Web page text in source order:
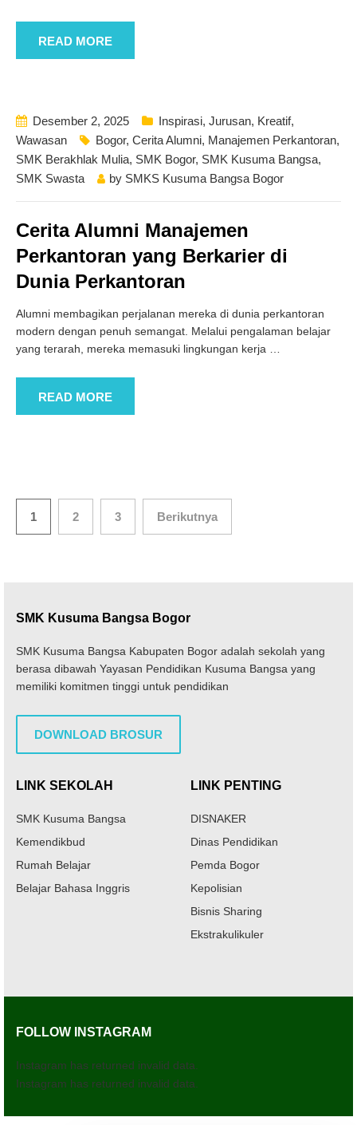
READ MORE
Desember 2, 2025 Inspirasi, Jurusan, Kreatif,
Wawasan
Bogor, Cerita Alumni, Manajemen Perkantoran,
SMK Berakhlak Mulia, SMK Bogor, SMK Kusuma Bangsa,
SMK Swasta
by SMKS Kusuma Bangsa Bogor
Cerita Alumni Manajemen
Perkantoran yang Berkarier di
Dunia Perkantoran
Alumni membagikan perjalanan mereka di dunia perkantoran
modern dengan penuh semangat. Melalui pengalaman belajar
yang terarah, mereka memasuki lingkungan kerja
READ MORE
Paginasi
1 2 3 Berikutnya
SMK Kusuma Bangsa Bogor
SMK Kusuma Bangsa Kabupaten Bogor adalah sekolah yang
berasa dibawah Yayasan Pendidikan Kusuma Bangsa yang
memiliki komitmen tinggi untuk pendidikan
DOWNLOAD BROSUR
LINK SEKOLAH
SMK Kusuma Bangsa
Kemendikbud
Rumah Belajar
Belajar Bahasa Inggris
LINK PENTING
DISNAKER
Dinas Pendidikan
Pemda Bogor
Kepolisian
Bisnis Sharing
Ekstrakulikuler
FOLLOW INSTAGRAM
Instagram has returned invalid data.
Instagram has returned invalid data.